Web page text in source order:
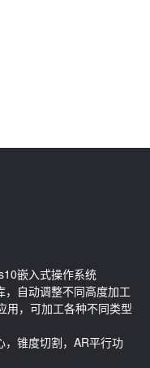
嵌入式操作系统
自动调整不同高度加工
用，可加工各种不同类型
锥度切割，AR平行功